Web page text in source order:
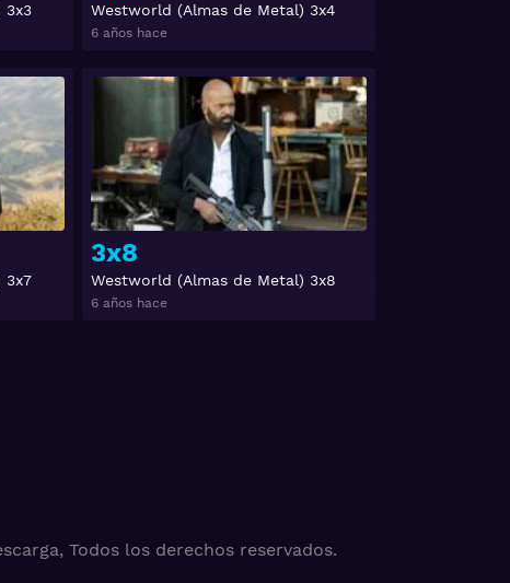
3x3 Westworld (Almas de Metal) 3x4
6 años hace
3x7
3x8
Westworld (Almas de Metal) 3x8
6 años hace
Todos los derechos reservados.